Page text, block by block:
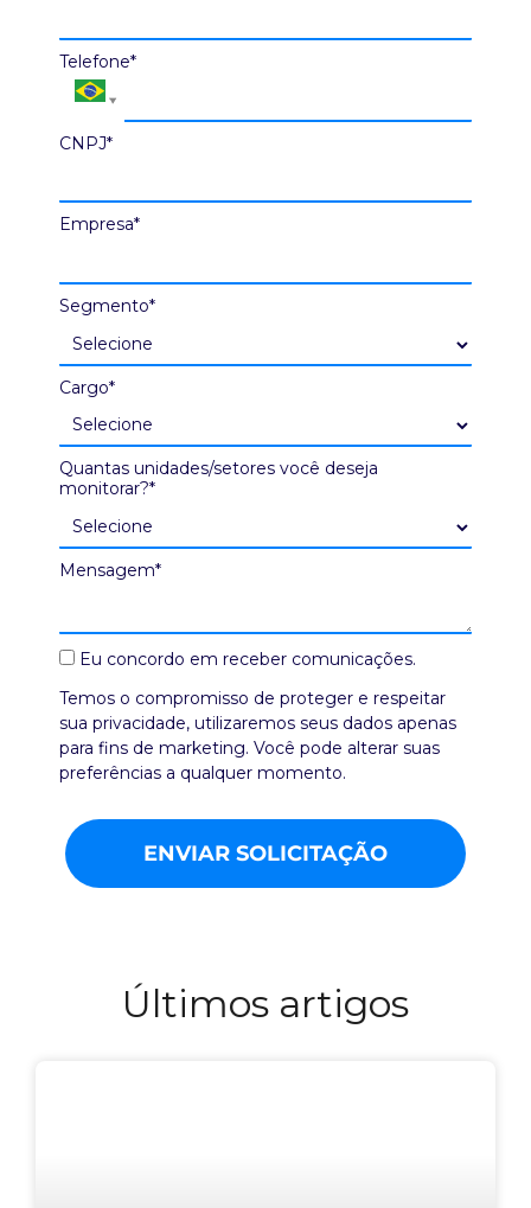
Telefone*
CNPJ*
Empresa*
Segmento*
Cargo*
Quantas unidades/setores você deseja
monitorar?*
Mensagem*
Eu concordo em receber comunicações.
Temos o compromisso de proteger e respeitar
sua privacidade, utilizaremos seus dados apenas
para fins de marketing. Você pode alterar suas
preferências a qualquer momento.
ENVIAR SOLICITAÇÃO
Últimos artigos